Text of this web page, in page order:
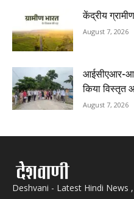
केंद्रीय
August 7, 2026
आईसीएआर-
किया विस्तृत
August 7, 2026
Deshvani - Latest Hindi News